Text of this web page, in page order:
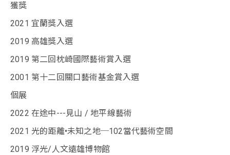
獲獎
2021 宜蘭獎入選
2019 高雄獎入選
2019 第二回枕崎國際藝術賞入選
2001 第十二回關口藝術基金賞入選
個展
2022 在途中---見山 / 地平線藝術
2021 光的距離•未知之地─102當代藝術空間
2019 浮光/人文遠雄博物館